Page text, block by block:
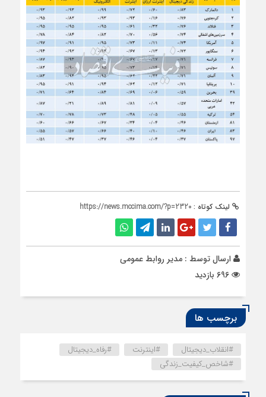
لینک کوتاه : https://news.mccima.com/?p=2320
ارسال توسط : مدیر روابط عمومی
برچسب ها
#انقلاب_دیجیتال #اینترنت
#رفاه_دیجیتال
#شاخص_کیفیت_زندگی